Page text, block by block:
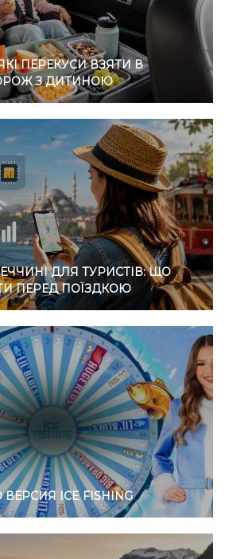
ПЕРЕКУСИ ВЗЯТИ В
З ДИТИНОЮ
ДЛЯ ТУРИСТІВ: ЩО
ПЕРЕД ПОЇЗДКОЮ
ICE FISHING